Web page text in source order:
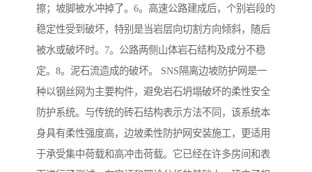
擦；坡脚被水冲掉了。6。高速公路建成后，个别岩段的
稳定性受到破坏，特别是当岩层向切割方向倾斜，随后
被水或破坏时。7。公路两侧山体岩石结构及成分不稳
定。8。泥石流造成的破坏。 SNS隔离边坡防护网是一
种以钢丝网为主要构件，避免岩石坍塌破坏的柔性安全
防护系统。与传统的砖石结构表示方法不同，该系统本
身具有柔性强度高，边坡柔性防护网安装施工，更适用
于承受集中荷载和高冲击荷载。它已经在许多房间和表